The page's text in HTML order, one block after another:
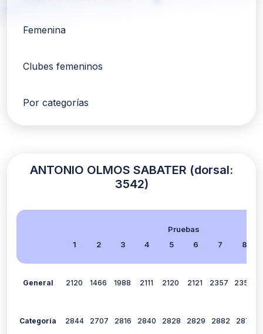
Femenina
Clubes femeninos
Por categorías
ANTONIO OLMOS SABATER (dorsal:
3542)
Pruebas
1
2 3 4 5 6 7 8
General 2120 1466 1988 2111 2120 2121 2357 2356
Categoría 2844 2707 2816 2840 2828 2829 2882 2876